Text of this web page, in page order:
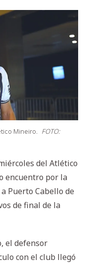
Mineiro. FOTO:
del Atlético
encuentro por la
Puerto Cabello de
de final de la
el defensor
con el club llegó